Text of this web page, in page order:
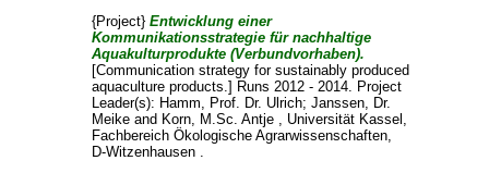
{Project} Entwicklung einer
Kommunikationsstrategie für nachhaltige
Aquakulturprodukte (Verbundvorhaben).
[Communication strategy for sustainably produced
aquaculture products.] Runs 2012 - 2014. Project
Leader(s): Hamm, Prof. Dr. Ulrich; Janssen, Dr.
Meikeand Korn, M.Sc. Antje , Universität Kassel,
Fachbereich Ökologische Agrarwissenschaften,
D-Witzenhausen .